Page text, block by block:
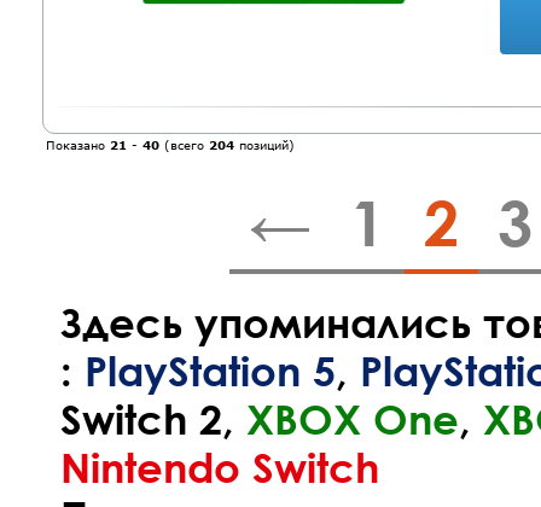
Показано 21 - 40 (всего 204 позиций)
← 1 2 3
Здесь упоминались
: PlayStation 5,
Switch 2, XBOX One,
Nintendo Switch